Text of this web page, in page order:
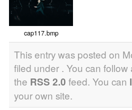
cap117.bmp
This entry was posted on
filed under . You can
the RSS 2.0 feed. You can
your own site.